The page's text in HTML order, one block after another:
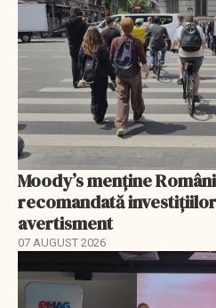
Moody’s menține
recomandată
avertisment
07 AUGUST 2026